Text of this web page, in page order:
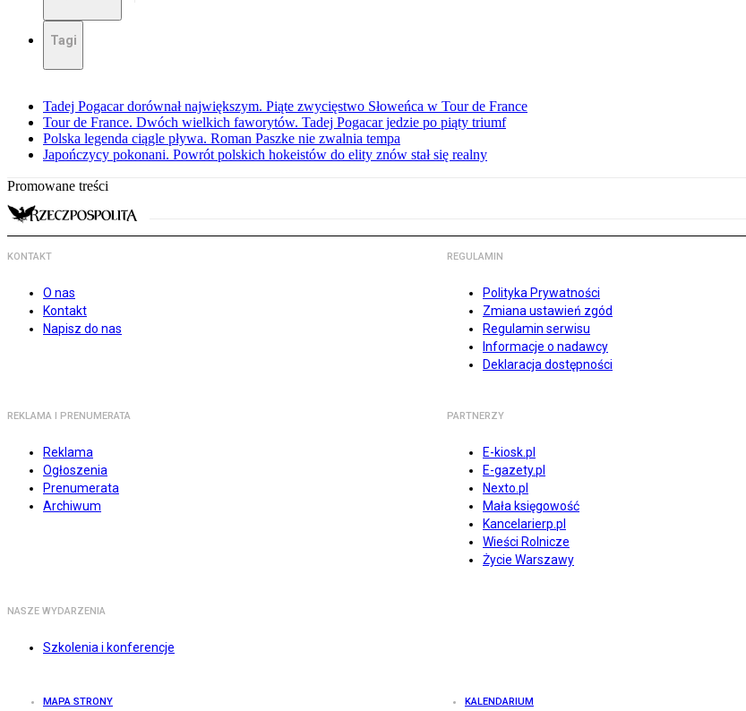
Tagi
Tadej Pogacar dorównał największym. Piąte zwycięstwo Słoweńca w Tour de France
Tour de France. Dwóch wielkich faworytów. Tadej Pogacar jedzie po piąty triumf
Polska legenda ciągle pływa. Roman Paszke nie zwalnia tempa
Japończycy pokonani. Powrót polskich hokeistów do elity znów stał się realny
Promowane treści
KONTAKT
O nas
Kontakt
Napisz do nas
REGULAMIN
Polityka Prywatności
Zmiana ustawień zgód
Regulamin serwisu
Informacje o nadawcy
Deklaracja dostępności
REKLAMA I PRENUMERATA
Reklama
Ogłoszenia
Prenumerata
Archiwum
PARTNERZY
E-kiosk.pl
E-gazety.pl
Nexto.pl
Mała księgowość
Kancelarierp.pl
Wieści Rolnicze
Życie Warszawy
NASZE WYDARZENIA
Szkolenia i konferencje
MAPA STRONY KALENDARIUM